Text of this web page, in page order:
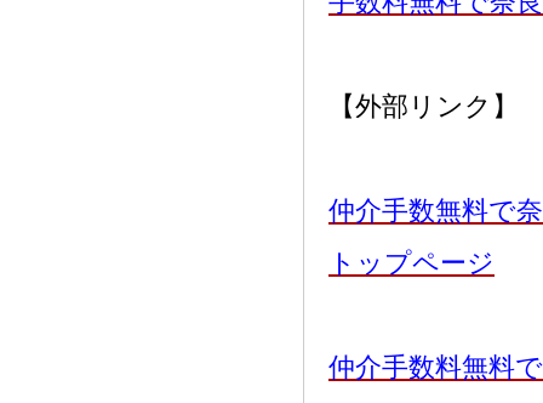
【外部リンク】
仲介手数無料で
トップページ
仲介手数料無料